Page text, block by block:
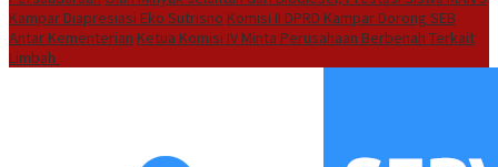
Kampar Diapresiasi Eko Sutrisno Komisi II DPRD Kampar Dorong SEB
Antar Kementerian Ketua Komisi IV Minta Perusahaan Berbenah Terkait
Limbah